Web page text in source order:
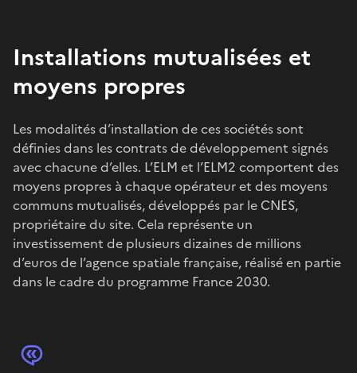
Installations mutualisées et
moyens propres
Les modalités d’installation de ces sociétés sont
définies dans les contrats de développement signés
avec chacune d’elles. L’ELM et l’ELM2 comportent des
moyens propres à chaque opérateur et des moyens
communs mutualisés, développés par le CNES,
propriétaire du site. Cela représente un
investissement de plusieurs dizaines de millions
d’euros de l’agence spatiale française, réalisé en partie
dans le cadre du programme France 2030.